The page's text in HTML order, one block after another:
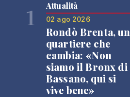
1 Attualità
02 ago 2026
Rondò Brenta, un
quartiere che
cambia: «Non
siamo il Bronx di
Bassano, qui si
vive bene»